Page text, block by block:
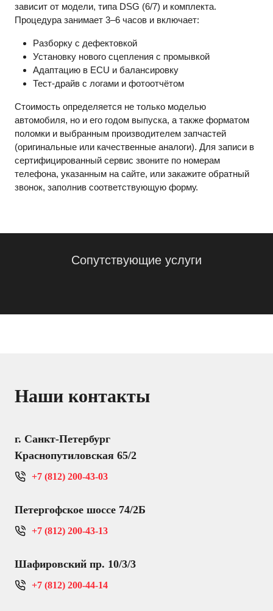
зависит от модели, типа DSG (6/7) и комплекта.
Процедура занимает 3–6 часов и включает:
Разборку с дефектовкой
Установку нового сцепления с промывкой
Адаптацию в ECU и балансировку
Тест-драйв с логами и фотоотчётом
Стоимость определяется не только моделью
автомобиля, но и его годом выпуска, а также форматом
поломки и выбранным производителем запчастей
(оригинальные или качественные аналоги). Для записи в
сертифицированный сервис звоните по номерам
телефона, указанным на сайте, или закажите обратный
звонок, заполнив соответствующую форму.
Сопутствующие услуги
Наши контакты
г. Санкт-Петербург
Краснопутиловская 65/2
+7 (812) 200-43-03
Петергофское шоссе 74/2Б
+7 (812) 200-43-13
Шафировский пр. 10/3/3
+7 (812) 200-44-14